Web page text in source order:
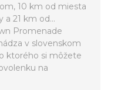
10 km od miesta
a 21 km od...
Promenade
v slovenskom
ktorého si môžete
na